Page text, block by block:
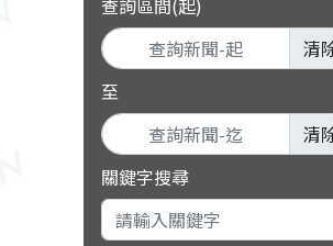
查詢區間(起)
清
至
清
關鍵字搜尋